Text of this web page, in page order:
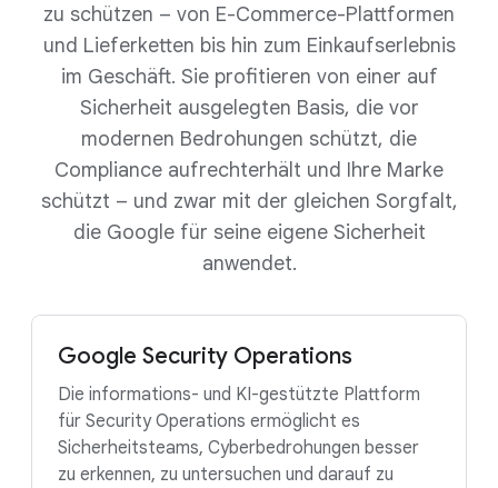
zu schützen – von E-Commerce-Plattformen
und Lieferketten bis hin zum Einkaufserlebnis
im Geschäft. Sie profitieren von einer auf
Sicherheit ausgelegten Basis, die vor
modernen Bedrohungen schützt, die
Compliance aufrechterhält und Ihre Marke
schützt – und zwar mit der gleichen Sorgfalt,
die Google für seine eigene Sicherheit
anwendet.
Google Security Operations
Die informations- und KI-gestützte Plattform
für Security Operations ermöglicht es
Sicherheitsteams, Cyberbedrohungen besser
zu erkennen, zu untersuchen und darauf zu